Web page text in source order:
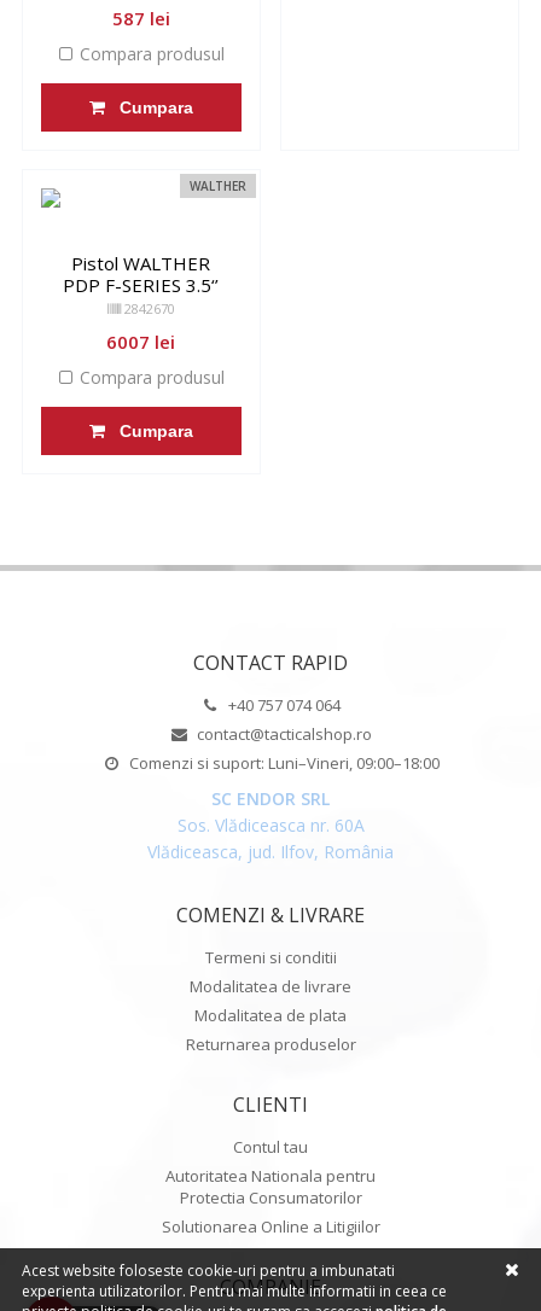
587 lei
Compara produsul
Cumpara
WALTHER
Pistol WALTHER
PDP F-SERIES 3.5‘’
2842670
6007 lei
Compara produsul
Cumpara
CONTACT RAPID
+40 757 074 064
contact@tacticalshop.ro
Comenzi si suport: Luni–Vineri, 09:00–18:00
SC ENDOR SRL
Sos. Vlădiceasca nr. 60A
Vlădiceasca, jud. Ilfov, România
COMENZI & LIVRARE
Termeni si conditii
Modalitatea de livrare
Modalitatea de plata
Returnarea produselor
CLIENTI
Contul tau
Autoritatea Nationala pentru
Protectia Consumatorilor
Solutionarea Online a Litigiilor
COMPANIE
Acest website foloseste cookie-uri pentru a imbunatati
experienta utilizatorilor. Pentru mai multe informatii in ceea ce